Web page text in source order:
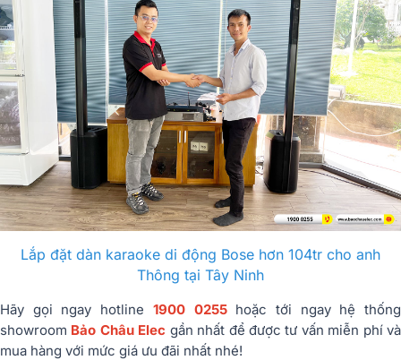
Lắp đặt dàn karaoke di động Bose hơn 104tr cho anh
Thông tại Tây Ninh
Hãy gọi ngay hotline 1900 0255hoặc tới ngay hệ thống
showroom Bảo Châu Elec gần nhất để được tư vấn miễn phí và
mua hàng với mức giá ưu đãi nhất nhé!